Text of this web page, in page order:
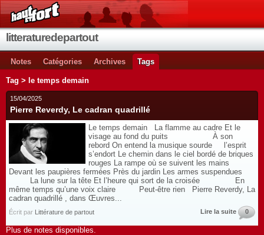
litteraturedepartout
Notes Catégories Archives Tags
Tag > le temps demain
15/04/2025
Pierre Reverdy, Le cadran quadrillé
Le temps demain La flamme au cadre Et le
visage au fond du puits À son
rebord On entend la musique sourde l’esprit
s’endort Le chemin dans le ciel bordé de briques
rouges La rampe où se suivent les mains
Devant les paupières fermées Près du jardin Les armes suspendues
La lune sur la tête Et l’heure qui sort de la croisée En
même temps qu’une voix claire Peut-être rien Pierre Reverdy, La
cadran quadrillé , dans Œuvres...
Écrit par Littérature de partout Lire la suite 0
Plus de notes disponibles.